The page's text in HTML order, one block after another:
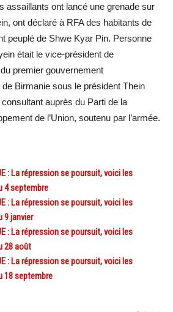
assaillants ont lancé une grenade sur
ont déclaré à RFA des habitants de
peuplé de Shwe Kyar Pin. Personne
était le vice-président de
premier gouvernement
Birmanie sous le président Thein
auprès du Parti de la
de l’Union, soutenu par l’armée.
: La répression se poursuit, voici les
4 septembre
: La répression se poursuit, voici les
9 janvier
: La répression se poursuit, voici les
28 août
: La répression se poursuit, voici les
18 septembre